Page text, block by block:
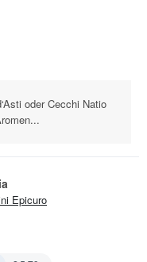
oder Cecchi Natio
Epicuro